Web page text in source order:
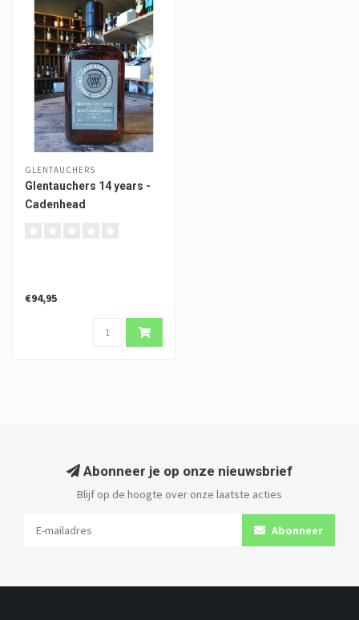
GLENTAUCHERS
Glentauchers 14 years -
Cadenhead
€94,95
Abonneer je op onze nieuwsbrief
Blijf op de hoogte over onze laatste acties
Abonneer